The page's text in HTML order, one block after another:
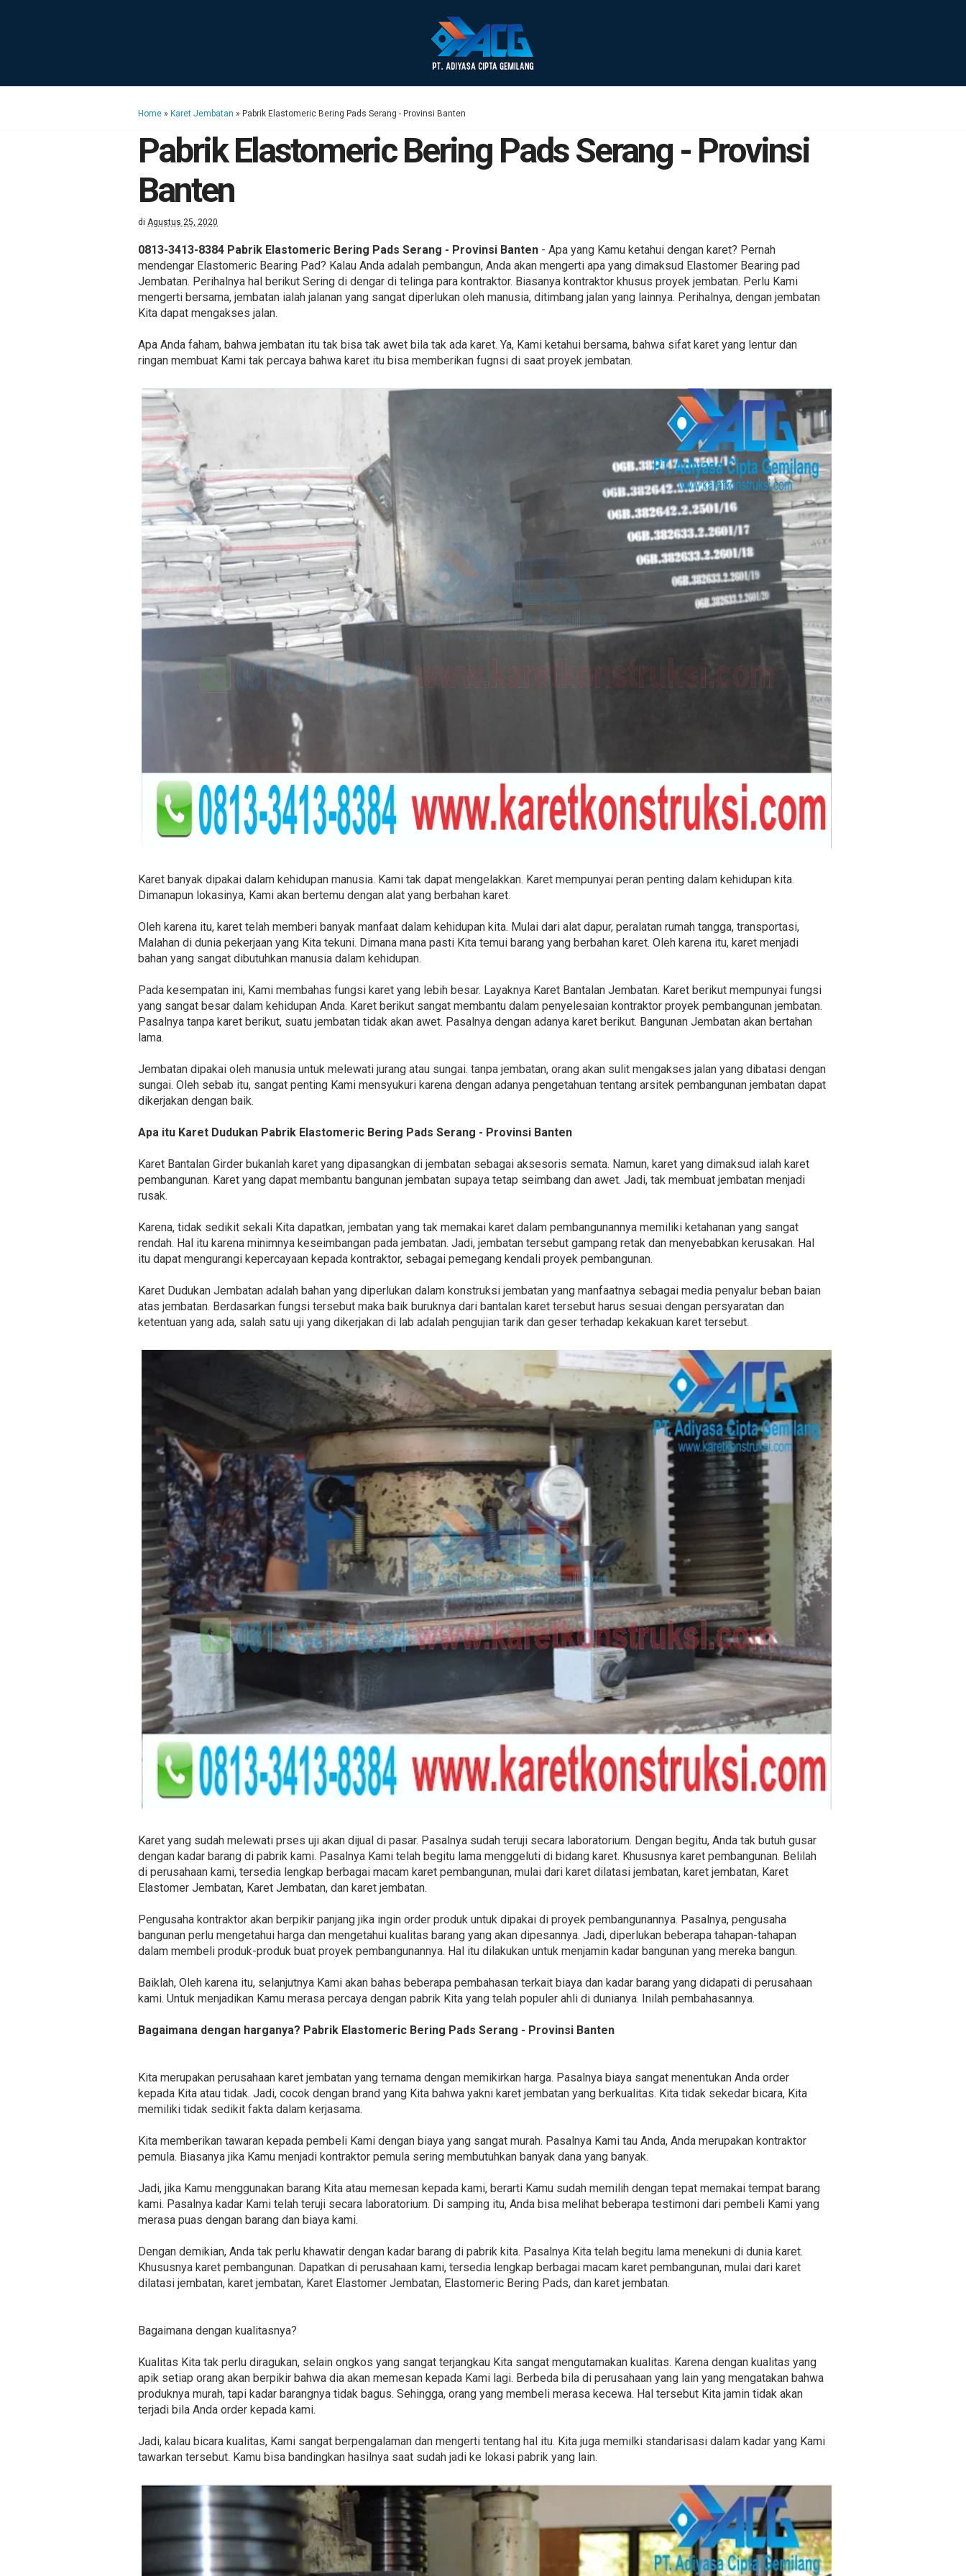
Home » Karet Jembatan » Pabrik Elastomeric Bering Pads Serang - Provinsi Banten
Pabrik Elastomeric Bering Pads Serang - Provinsi
Banten
di Agustus 25, 2020
0813-3413-8384 Pabrik Elastomeric Bering Pads Serang - Provinsi Banten - Apa yang Kamu ketahui dengan karet? Pernah
mendengar Elastomeric Bearing Pad? Kalau Anda adalah pembangun, Anda akan mengerti apa yang dimaksud Elastomer Bearing pad
Jembatan. Perihalnya hal berikut Sering di dengar di telinga para kontraktor. Biasanya kontraktor khusus proyek jembatan. Perlu Kami
mengerti bersama, jembatan ialah jalanan yang sangat diperlukan oleh manusia, ditimbang jalan yang lainnya. Perihalnya, dengan jembatan
Kita dapat mengakses jalan.
Apa Anda faham, bahwa jembatan itu tak bisa tak awet bila tak ada karet. Ya, Kami ketahui bersama, bahwa sifat karet yang lentur dan
ringan membuat Kami tak percaya bahwa karet itu bisa memberikan fugnsi di saat proyek jembatan.
Karet banyak dipakai dalam kehidupan manusia. Kami tak dapat mengelakkan. Karet mempunyai peran penting dalam kehidupan kita.
Dimanapun lokasinya, Kami akan bertemu dengan alat yang berbahan karet.
Oleh karena itu, karet telah memberi banyak manfaat dalam kehidupan kita. Mulai dari alat dapur, peralatan rumah tangga, transportasi,
Malahan di dunia pekerjaan yang Kita tekuni. Dimana mana pasti Kita temui barang yang berbahan karet. Oleh karena itu, karet menjadi
bahan yang sangat dibutuhkan manusia dalam kehidupan.
Pada kesempatan ini, Kami membahas fungsi karet yang lebih besar. Layaknya Karet Bantalan Jembatan. Karet berikut mempunyai fungsi
yang sangat besar dalam kehidupan Anda. Karet berikut sangat membantu dalam penyelesaian kontraktor proyek pembangunan jembatan.
Pasalnya tanpa karet berikut, suatu jembatan tidak akan awet. Pasalnya dengan adanya karet berikut. Bangunan Jembatan akan bertahan
lama.
Jembatan dipakai oleh manusia untuk melewati jurang atau sungai. tanpa jembatan, orang akan sulit mengakses jalan yang dibatasi dengan
sungai. Oleh sebab itu, sangat penting Kami mensyukuri karena dengan adanya pengetahuan tentang arsitek pembangunan jembatan dapat
dikerjakan dengan baik.
Apa itu Karet Dudukan Pabrik Elastomeric Bering Pads Serang - Provinsi Banten
Karet Bantalan Girder bukanlah karet yang dipasangkan di jembatan sebagai aksesoris semata. Namun, karet yang dimaksud ialah karet
pembangunan. Karet yang dapat membantu bangunan jembatan supaya tetap seimbang dan awet. Jadi, tak membuat jembatan menjadi
rusak.
Karena, tidak sedikit sekali Kita dapatkan, jembatan yang tak memakai karet dalam pembangunannya memiliki ketahanan yang sangat
rendah. Hal itu karena minimnya keseimbangan pada jembatan. Jadi, jembatan tersebut gampang retak dan menyebabkan kerusakan. Hal
itu dapat mengurangi kepercayaan kepada kontraktor, sebagai pemegang kendali proyek pembangunan.
Karet Dudukan Jembatan adalah bahan yang diperlukan dalam konstruksi jembatan yang manfaatnya sebagai media penyalur beban baian
atas jembatan. Berdasarkan fungsi tersebut maka baik buruknya dari bantalan karet tersebut harus sesuai dengan persyaratan dan
ketentuan yang ada, salah satu uji yang dikerjakan di lab adalah pengujian tarik dan geser terhadap kekakuan karet tersebut.
Karet yang sudah melewati prses uji akan dijual di pasar. Pasalnya sudah teruji secara laboratorium. Dengan begitu, Anda tak butuh gusar
dengan kadar barang di pabrik kami. Pasalnya Kami telah begitu lama menggeluti di bidang karet. Khususnya karet pembangunan. Belilah
di perusahaan kami, tersedia lengkap berbagai macam karet pembangunan, mulai dari karet dilatasi jembatan, karet jembatan, Karet
Elastomer Jembatan, Karet Jembatan, dan karet jembatan.
Pengusaha kontraktor akan berpikir panjang jika ingin order produk untuk dipakai di proyek pembangunannya. Pasalnya, pengusaha
bangunan perlu mengetahui harga dan mengetahui kualitas barang yang akan dipesannya. Jadi, diperlukan beberapa tahapan-tahapan
dalam membeli produk-produk buat proyek pembangunannya. Hal itu dilakukan untuk menjamin kadar bangunan yang mereka bangun.
Baiklah, Oleh karena itu, selanjutnya Kami akan bahas beberapa pembahasan terkait biaya dan kadar barang yang didapati di perusahaan
kami. Untuk menjadikan Kamu merasa percaya dengan pabrik Kita yang telah populer ahli di dunianya. Inilah pembahasannya.
Bagaimana dengan harganya? Pabrik Elastomeric Bering Pads Serang - Provinsi Banten
Kita merupakan perusahaan karet jembatan yang ternama dengan memikirkan harga. Pasalnya biaya sangat menentukan Anda order
kepada Kita atau tidak. Jadi, cocok dengan brand yang Kita bahwa yakni karet jembatan yang berkualitas. Kita tidak sekedar bicara, Kita
memiliki tidak sedikit fakta dalam kerjasama.
Kita memberikan tawaran kepada pembeli Kami dengan biaya yang sangat murah. Pasalnya Kami tau Anda, Anda merupakan kontraktor
pemula. Biasanya jika Kamu menjadi kontraktor pemula sering membutuhkan banyak dana yang banyak.
Jadi, jika Kamu menggunakan barang Kita atau memesan kepada kami, berarti Kamu sudah memilih dengan tepat memakai tempat barang
kami. Pasalnya kadar Kami telah teruji secara laboratorium. Di samping itu, Anda bisa melihat beberapa testimoni dari pembeli Kami yang
merasa puas dengan barang dan biaya kami.
Dengan demikian, Anda tak perlu khawatir dengan kadar barang di pabrik kita. Pasalnya Kita telah begitu lama menekuni di dunia karet.
Khususnya karet pembangunan. Dapatkan di perusahaan kami, tersedia lengkap berbagai macam karet pembangunan, mulai dari karet
dilatasi jembatan, karet jembatan, Karet Elastomer Jembatan, Elastomeric Bering Pads, dan karet jembatan.
Bagaimana dengan kualitasnya?
Kualitas Kita tak perlu diragukan, selain ongkos yang sangat terjangkau Kita sangat mengutamakan kualitas. Karena dengan kualitas yang
apik setiap orang akan berpikir bahwa dia akan memesan kepada Kami lagi. Berbeda bila di perusahaan yang lain yang mengatakan bahwa
produknya murah, tapi kadar barangnya tidak bagus. Sehingga, orang yang membeli merasa kecewa. Hal tersebut Kita jamin tidak akan
terjadi bila Anda order kepada kami.
Jadi, kalau bicara kualitas, Kami sangat berpengalaman dan mengerti tentang hal itu. Kita juga memilki standarisasi dalam kadar yang Kami
tawarkan tersebut. Kamu bisa bandingkan hasilnya saat sudah jadi ke lokasi pabrik yang lain.